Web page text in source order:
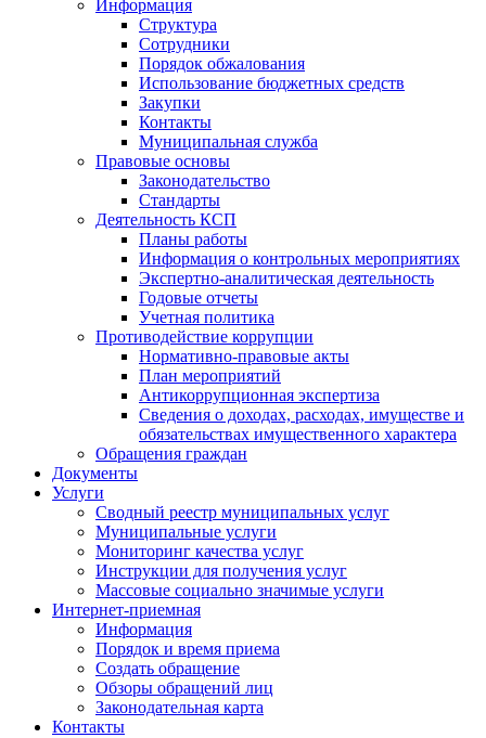
Информация
Структура
Сотрудники
Порядок обжалования
Использование бюджетных средств
Закупки
Контакты
Муниципальная служба
Правовые основы
Законодательство
Стандарты
Деятельность КСП
Планы работы
Информация о контрольных мероприятиях
Экспертно-аналитическая деятельность
Годовые отчеты
Учетная политика
Противодействие коррупции
Нормативно-правовые акты
План мероприятий
Антикоррупционная экспертиза
Сведения о доходах, расходах, имуществе и
обязательствах имущественного характера
Обращения граждан
Документы
Услуги
Сводный реестр муниципальных услуг
Муниципальные услуги
Мониторинг качества услуг
Инструкции для получения услуг
Массовые социально значимые услуги
Интернет-приемная
Информация
Порядок и время приема
Создать обращение
Обзоры обращений лиц
Законодательная карта
Контакты